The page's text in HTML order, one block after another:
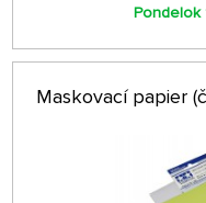
Pondelok
Maskovací papier